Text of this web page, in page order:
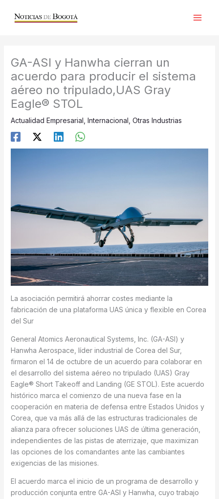
GA-ASI y Hanwha cierran un
acuerdo para producir el sistema
aéreo no tripulado,UAS Gray
Eagle® STOL
Actualidad Empresarial Internacional Otras Industrias
La asociación permitirá ahorrar costes mediante la
fabricación de una plataforma UAS única y flexible en Corea
del Sur
General Atomics Aeronautical Systems, Inc. (GA-ASI) y
Hanwha Aerospace, líder industrial de Corea del Sur,
firmaron el 14 de octubre de un acuerdo para colaborar en
el desarrollo del sistema aéreo no tripulado (UAS) Gray
Eagle® Short Takeoff and Landing (GE STOL). Este acuerdo
histórico marca el comienzo de una nueva fase en la
cooperación en materia de defensa entre Estados Unidos y
Corea, que va más allá de las estructuras tradicionales de
alianza para ofrecer soluciones UAS de última generación,
independientes de las pistas de aterrizaje, que maximizan
las opciones de los comandantes ante las cambiantes
exigencias de las misiones.
El acuerdo marca el inicio de un programa de desarrollo y
producción conjunta entre GA-ASI y Hanwha, cuyo trabajo